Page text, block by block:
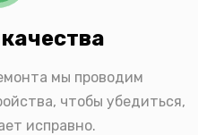
мы проводим
чтобы убедиться,
исправно.